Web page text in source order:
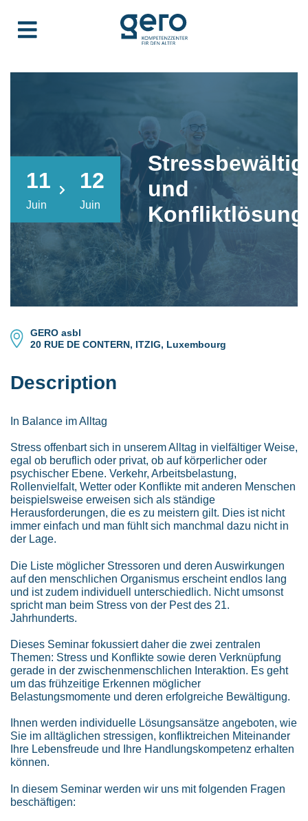
11
Juin
12
Juin
und
Konfliktlösung
GERO asbl
20 RUE DE CONTERN, ITZIG, Luxembourg
Description
In Balance im Alltag
Stress offenbart sich in unserem Alltag in vielfältiger Weise,
egal ob beruflich oder privat, ob auf körperlicher oder
psychischer Ebene. Verkehr, Arbeitsbelastung,
Rollenvielfalt, Wetter oder Konflikte mit anderen Menschen
beispielsweise erweisen sich als ständige
Herausforderungen, die es zu meistern gilt. Dies ist nicht
immer einfach und man fühlt sich manchmal dazu nicht in
der Lage.
Die Liste möglicher Stressoren und deren Auswirkungen
auf den menschlichen Organismus erscheint endlos lang
und ist zudem individuell unterschiedlich. Nicht umsonst
spricht man beim Stress von der Pest des 21.
Jahrhunderts.
Dieses Seminar fokussiert daher die zwei zentralen
Themen: Stress und Konflikte sowie deren Verknüpfung
gerade in der zwischenmenschlichen Interaktion. Es geht
um das frühzeitige Erkennen möglicher
Belastungsmomente und deren erfolgreiche Bewältigung.
Ihnen werden individuelle Lösungsansätze angeboten, wie
Sie im alltäglichen stressigen, konfliktreichen Miteinander
Ihre Lebensfreude und Ihre Handlungskompetenz erhalten
können.
In diesem Seminar werden wir uns mit folgenden Fragen
beschäftigen: